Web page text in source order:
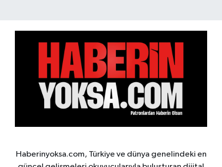
Haberinyoksa.com, Türkiye ve dünya genelindeki en